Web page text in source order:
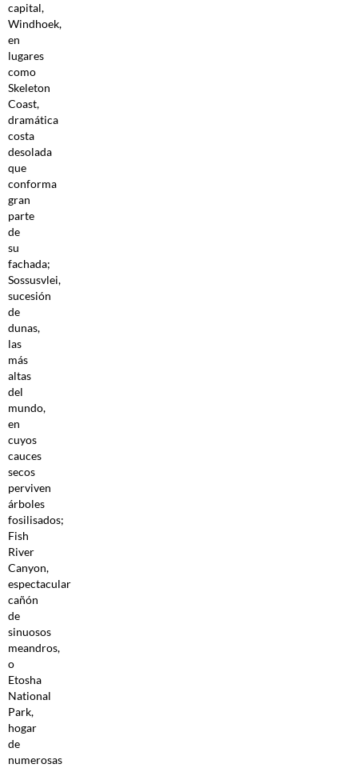
capital,
Windhoek,
en
lugares
como
Skeleton
Coast,
dramática
costa
desolada
que
conforma
gran
parte
de
su
fachada;
Sossusvlei,
sucesión
de
dunas,
las
más
altas
del
mundo,
en
cuyos
cauces
secos
perviven
árboles
fosilisados;
Fish
River
Canyon,
espectacular
cañón
de
sinuosos
meandros,
o
Etosha
National
Park,
hogar
de
numerosas